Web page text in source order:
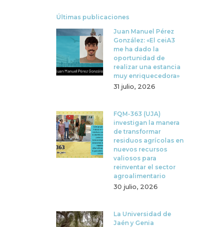
Últimas publicaciones
Juan Manuel Pérez
González: «El ceiA3
me ha dado la
oportunidad de
realizar una estancia
muy enriquecedora»
31 julio, 2026
FQM-363 (UJA)
investigan la manera
de transformar
residuos agrícolas en
nuevos recursos
valiosos para
reinventar el sector
agroalimentario
30 julio, 2026
La Universidad de
Jaén y Genia